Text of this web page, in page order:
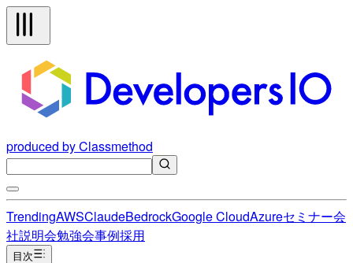
produced by Classmethod
TrendingAWSClaudeBedrockGoogle CloudAzureセミナー会
社説明会勉強会事例採用
目次